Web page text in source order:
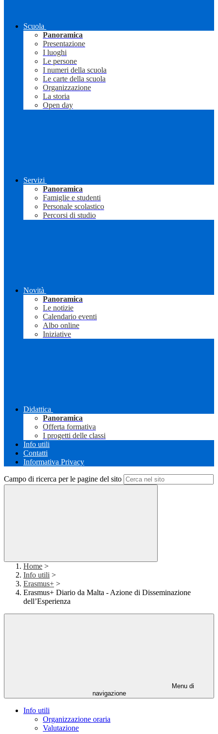
Scuola
Panoramica
Presentazione
I luoghi
Le persone
I numeri della scuola
Le carte della scuola
Organizzazione
La storia
Open day
Servizi
Panoramica
Famiglie e studenti
Personale scolastico
Percorsi di studio
Novità
Panoramica
Le notizie
Calendario eventi
Albo online
Iniziative
Didattica
Panoramica
Offerta formativa
I progetti delle classi
Info utili
Contatti
Informativa Privacy
Campo di ricerca per le pagine del sito
Home >
Info utili >
Erasmus+ >
Erasmus+ Diario da Malta - Azione di Disseminazione
dell’Esperienza
Menu di
navigazione
Info utili
Organizzazione oraria
Valutazione